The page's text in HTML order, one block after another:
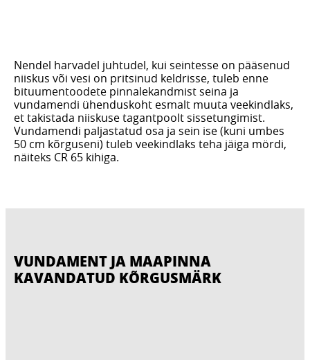
Nendel harvadel juhtudel, kui seintesse on pääsenud
niiskus või vesi on pritsinud keldrisse, tuleb enne
bituumentoodete pinnalekandmist seina ja
vundamendi ühenduskoht esmalt muuta veekindlaks,
et takistada niiskuse tagantpoolt sissetungimist.
Vundamendi paljastatud osa ja sein ise (kuni umbes
50 cm kõrguseni) tuleb veekindlaks teha jäiga mördi,
näiteks CR 65 kihiga.
VUNDAMENT JA MAAPINNA
KAVANDATUD KÕRGUSMÄRK